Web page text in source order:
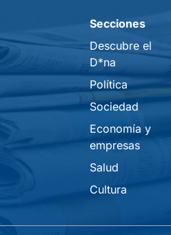
Secciones
Descubre el
D*na
Política
Sociedad
Economía y
empresas
Salud
Cultura